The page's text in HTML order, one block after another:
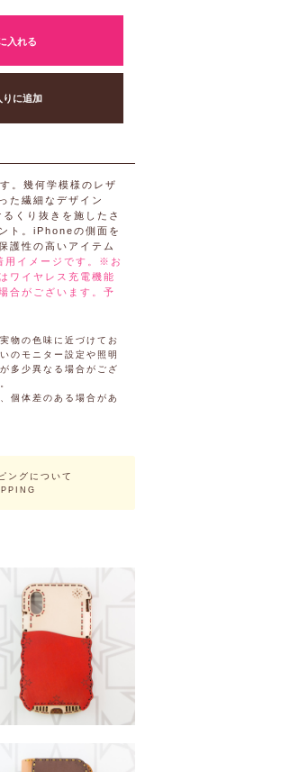
入れる
りに追加
。幾何学模様のレザ
た繊細なデザイン
くり抜きを施したさ
ト。iPhoneの側面を
護性の高いアイテム
用イメージです。※お
ワイヤレス充電機能
合がございます。予
物の色味に近づけてお
のモニター設定や照明
多少異なる場合がござ
個体差のある場合があ
ングについて